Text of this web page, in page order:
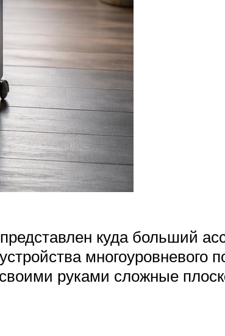
куда больший
многоуровневого
руками сложные